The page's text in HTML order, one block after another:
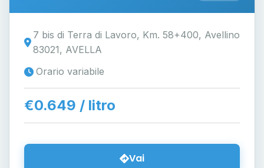
7 bis di Terra di Lavoro, Km. 58+400, Avellino
83021, AVELLA
Orario variabile
€0.649 / litro
Vai